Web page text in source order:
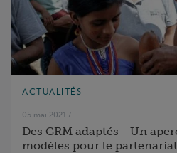
ACTUALITÉS
05 mai 2021 /
Des GRM adaptés - Un
modèles pour le